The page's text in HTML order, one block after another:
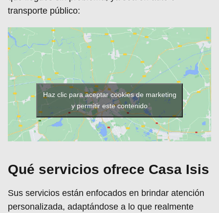
transporte público:
Haz clic para aceptar cookies de marketing
y permitir este contenido
Qué servicios ofrece Casa Isis
Sus servicios están enfocados en brindar atención
personalizada, adaptándose a lo que realmente